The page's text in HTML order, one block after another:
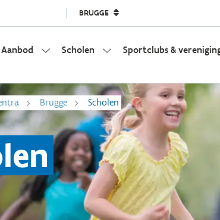
BRUGGE
Aanbod Scholen Sportclubs &
Brugge Scholen